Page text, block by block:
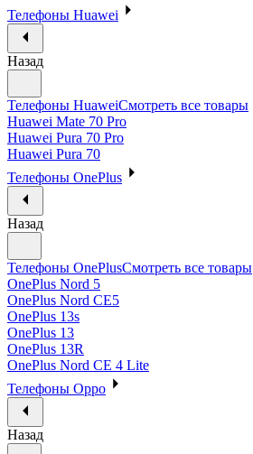
Телефоны Huawei
Назад
Телефоны HuaweiСмотреть все товары
Huawei Mate 70 Pro
Huawei Pura 70 Pro
Huawei Pura 70
Телефоны OnePlus
Назад
Телефоны OnePlusСмотреть все товары
OnePlus Nord 5
OnePlus Nord CE5
OnePlus 13s
OnePlus 13
OnePlus 13R
OnePlus Nord CE 4 Lite
Телефоны Oppo
Назад